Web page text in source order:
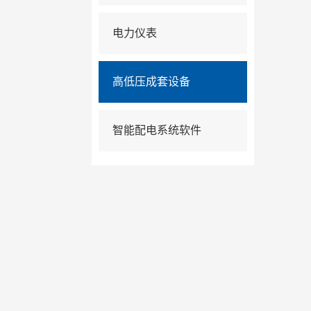
电力仪表
高低压成套设备
智能配电系统软件